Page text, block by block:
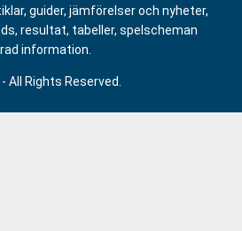
guider, jämförelser och nyheter,
resultat, tabeller, spelscheman
information.
Rights Reserved.